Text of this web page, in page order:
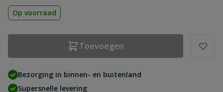
Op voorraad
Toevoegen
Bezorging in binnen- en buitenland
Supersnelle levering